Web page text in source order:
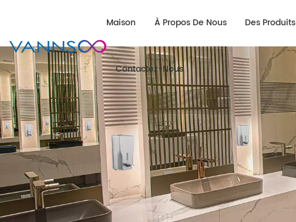
Maison À Propos De Nous Des Produits
Contactez-Nous